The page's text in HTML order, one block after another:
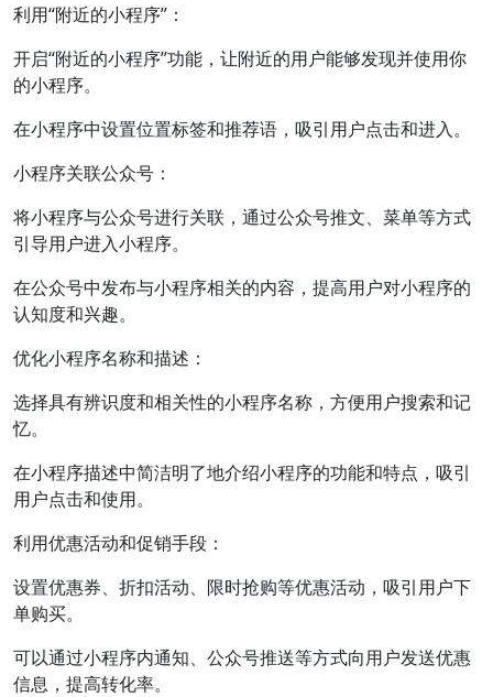
利用“附近的小程序”：
开启“附近的小程序”功能，让附近的用户能够发现并使用你
的小程序。
在小程序中设置位置标签和推荐语，吸引用户点击和进入。
小程序关联公众号：
将小程序与公众号进行关联，通过公众号推文、菜单等方式
引导用户进入小程序。
在公众号中发布与小程序相关的内容，提高用户对小程序的
认知度和兴趣。
优化小程序名称和描述：
选择具有辨识度和相关性的小程序名称，方便用户搜索和记
忆。
在小程序描述中简洁明了地介绍小程序的功能和特点，吸引
用户点击和使用。
利用优惠活动和促销手段：
设置优惠券、折扣活动、限时抢购等优惠活动，吸引用户下
单购买。
可以通过小程序内通知、公众号推送等方式向用户发送优惠
信息，提高转化率。